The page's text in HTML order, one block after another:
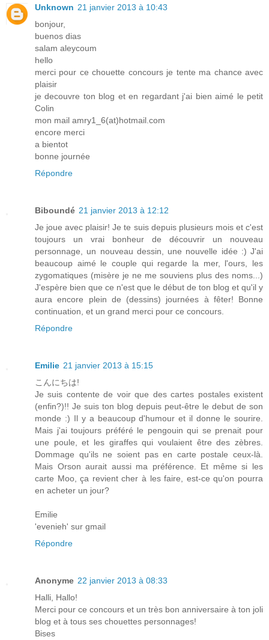
Unknown 21 janvier 2013 à 10:43
bonjour,
buenos dias
salam aleycoum
hello
merci pour ce chouette concours je tente ma chance avec
plaisir
je decouvre ton blog et en regardant j'ai bien aimé le petit
Colin
mon mail amry1_6(at)hotmail.com
encore merci
a bientot
bonne journée
Répondre
Biboundé 21 janvier 2013 à 12:12
Je joue avec plaisir! Je te suis depuis plusieurs mois et c'est
toujours un vrai bonheur de découvrir un nouveau
personnage, un nouveau dessin, une nouvelle idée :) J'ai
beaucoup aimé le couple qui regarde la mer, l'ours, les
zygomatiques (misère je ne me souviens plus des noms...)
J'espère bien que ce n'est que le début de ton blog et qu'il y
aura encore plein de (dessins) journées à fêter! Bonne
continuation, et un grand merci pour ce concours.
Répondre
Emilie 21 janvier 2013 à 15:15
こんにちは!
Je suis contente de voir que des cartes postales existent
(enfin?)!! Je suis ton blog depuis peut-être le debut de son
monde :) Il y a beaucoup d'humour et il donne le sourire.
Mais j'ai toujours préféré le pengouin qui se prenait pour
une poule, et les giraffes qui voulaient être des zèbres.
Dommage qu'ils ne soient pas en carte postale ceux-là.
Mais Orson aurait aussi ma préférence. Et même si les
carte Moo, ça revient cher à les faire, est-ce qu'on pourra
en acheter un jour?
Emilie
'evenieh' sur gmail
Répondre
Anonyme 22 janvier 2013 à 08:33
Halli, Hallo!
Merci pour ce concours et un très bon anniversaire à ton joli
blog et à tous ses chouettes personnages!
Bises